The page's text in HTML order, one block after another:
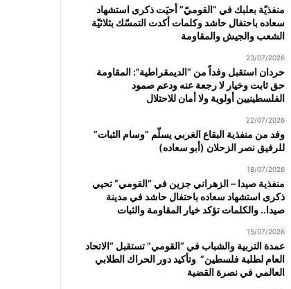
منفذيّة بعلبك في “القوميّ” أحيَت ذكرى استشهاد
سعاده باحتفال حاشد وكلمات أكدت التمسّك بثلاثيّة
الشعب والجيش والمقاومة
23/07/2026
حردان استقبل وفداً من “الديمقراطية”: المقاومة
حق ثابت وخيار لا رجعة عنه ودعم صمود
الفلسطينيين أولوية ولا أمان للاحتلال
22/07/2026
وفد من منفذية البقاع الغربي يسلّم “وسام الثبات”
للرفيق نصر الزحلان (أبو سعاده)
18/07/2026
منفذية صيدا – الزهراني جزين في “القومي” تحيي
ذكرى استشهاد سعاده باحتفال حاشد في مدينة
صيدا.. والكلمات تؤكد خيار المقاومة والثبات
15/07/2026
عمدة التربية والشباب في “القومي” تستقبل “الاتحاد
العام لطلبة فلسطين” وتأكيد دور الحراك الطلابي
العالمي في نصرة القضية